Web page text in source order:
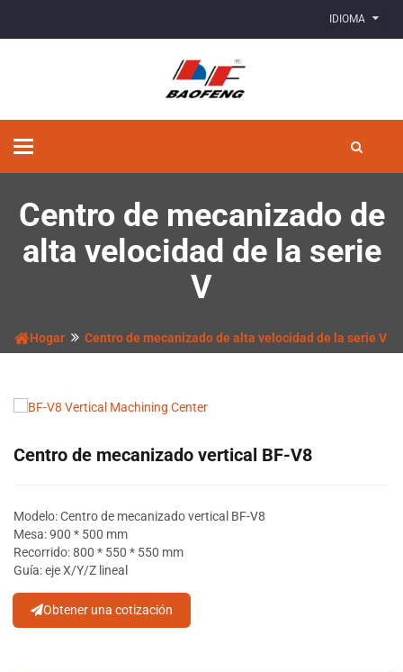
IDIOMA
Alternar
Centro de mecanizado de
alta velocidad de la serie
V
Hogar Centro de mecanizado de alta velocidad de la serie V
Centro de mecanizado vertical BF-V8
Modelo: Centro de mecanizado vertical BF-V8
Mesa: 900 * 500 mm
Recorrido: 800 * 550 * 550 mm
Guía: eje X/Y/Z lineal
Obtener una cotización